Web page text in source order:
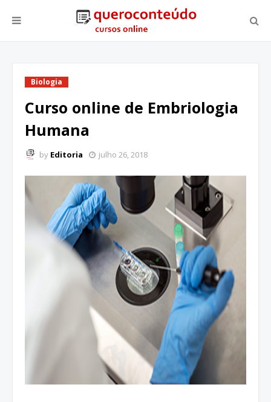
Biologia
Curso online de Embriologia
Humana
by Editoria julho 26, 2018